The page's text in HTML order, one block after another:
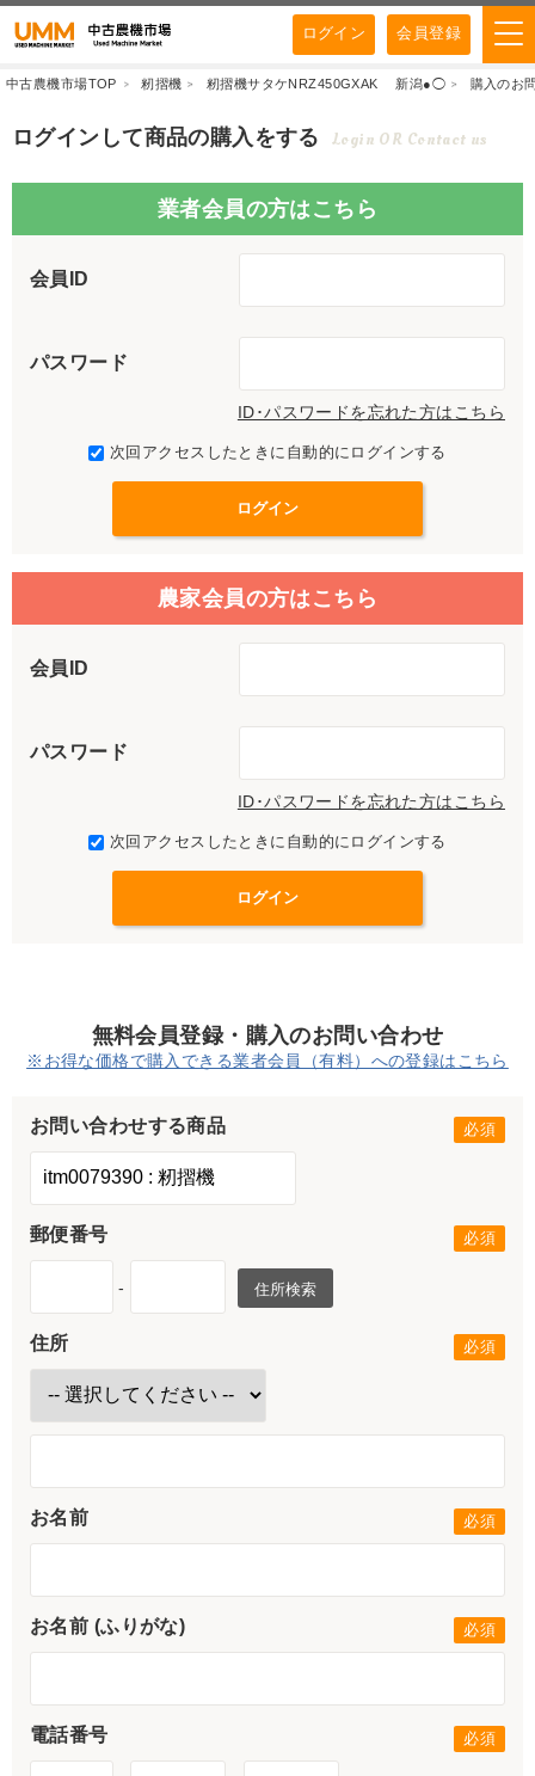
ログイン 会員登録
中古農機市場TOP 籾摺機 籾摺機サタケNRZ450GXAK 新潟●◯ 購入のお
ログインして商品の購入をする Login OR Contact us
業者会員の方はこちら
会員ID
パスワード
ID･パスワードを忘れた方はこちら
次回アクセスしたときに自動的にログインする
農家会員の方はこちら
会員ID
パスワード
ID･パスワードを忘れた方はこちら
次回アクセスしたときに自動的にログインする
無料会員登録・購入のお問い合わせ
※お得な価格で購入できる業者会員（有料）への登録はこちら
お問い合わせする商品
郵便番号
- 住所検索
住所
お名前
お名前 (ふりがな)
電話番号